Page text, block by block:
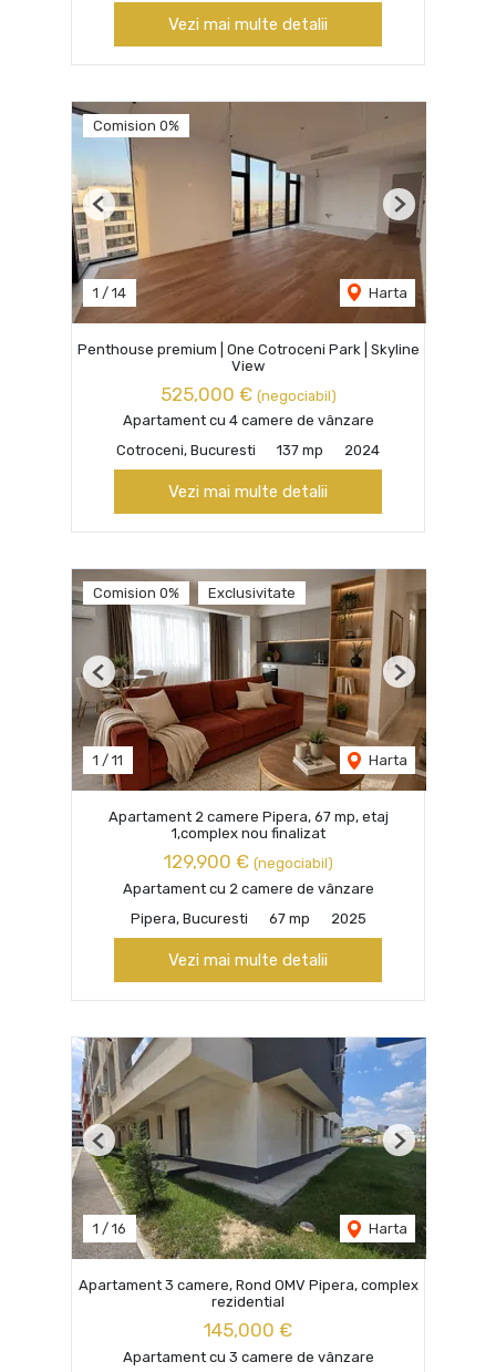
Vezi mai multe detalii
Comision 0%
1 / 14 Harta
Previous Next
Penthouse premium | One Cotroceni Park | Skyline
View
525,000 € (negociabil)
Apartament cu 4 camere de vânzare
Cotroceni, Bucuresti
137 mp 2024
Vezi mai multe detalii
Comision 0% Exclusivitate
1 / 11 Harta
Previous Next
Apartament 2 camere Pipera, 67 mp, etaj
1,complex nou finalizat
129,900 € (negociabil)
Apartament cu 2 camere de vânzare
Pipera, Bucuresti
67 mp 2025
Vezi mai multe detalii
1 / 16 Harta
Previous Next
Apartament 3 camere, Rond OMV Pipera, complex
rezidential
145,000 €
Apartament cu 3 camere de vânzare